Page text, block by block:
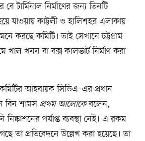
বে টার্মিনাল নির্মাণের জন্য তিনটি
যাওয়ায় কাট্টলী ও হালিশহর এলাকায়
করছে কমিটি। তাই সেখানে চট্টগ্রাম
খাল খনন বা বক্স কালভার্ট নির্মাণ করা
আহবায়ক সিডিএ–এর প্রধান
বিন শামস প্রথম আলোকেবলেন,
নিষ্কাশনের পর্যাপ্ত ব্যবস্থা নেই। এ রকম
তা প্রতিবেদনে উল্লেখ করা হয়েছে। তা